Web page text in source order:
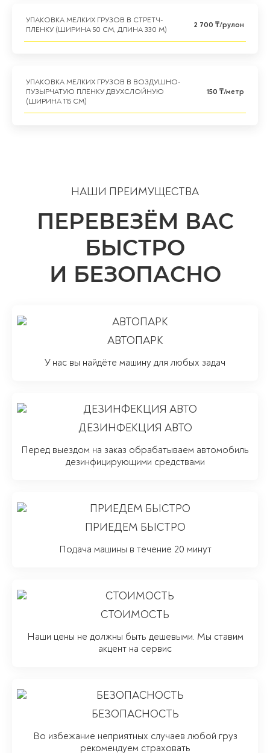
УПАКОВКА МЕЛКИХ ГРУЗОВ В СТРЕТЧ-
ПЛЕНКУ (ШИРИНА 50 СМ, ДЛИНА 330 М)
2 700 ₸/рулон
УПАКОВКА МЕЛКИХ ГРУЗОВ В ВОЗДУШНО-
ПУЗЫРЧАТУЮ ПЛЕНКУ ДВУХСЛОЙНУЮ
(ШИРИНА 115 СМ)
150 ₸/метр
АВТОПАРК
У нас вы найдёте машину для любых задач
ДЕЗИНФЕКЦИЯ АВТО
Перед выездом на заказ обрабатываем автомобиль
дезинфицирующими средствами
ПРИЕДЕМ БЫСТРО
Подача машины в течение 20 минут
СТОИМОСТЬ
Наши цены не должны быть дешевыми. Мы ставим
акцент на сервис
БЕЗОПАСНОСТЬ
Во избежание неприятных случаев любой груз
рекомендуем страховать
НАШИ ПРЕИМУЩЕСТВА
ПЕРЕВЕЗЁМ ВАС
БЫСТРО
И БЕЗОПАСНО